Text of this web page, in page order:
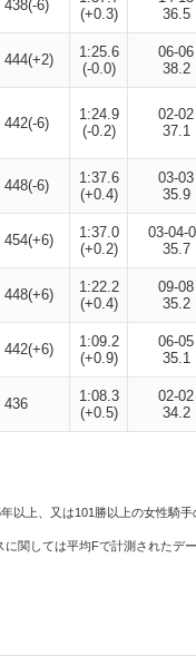
438(-6)
(+0.3)
36.5
444(+2)
1:25.6
(-0.0)
06-06
38.2
442(-6)
1:24.9
(-0.2)
02-02
37.1
448(-6)
1:37.6
(+0.4)
03-03
35.9
454(+6)
1:37.0
(+0.2)
03-04-
35.7
448(+6)
1:22.2
(+0.4)
09-08
35.2
442(+6)
1:09.2
(+0.9)
06-05
35.1
436
1:08.3
(+0.5)
02-02
34.2
以上、又は101勝以上の女性騎手
関しては平均Fで計測されたデ